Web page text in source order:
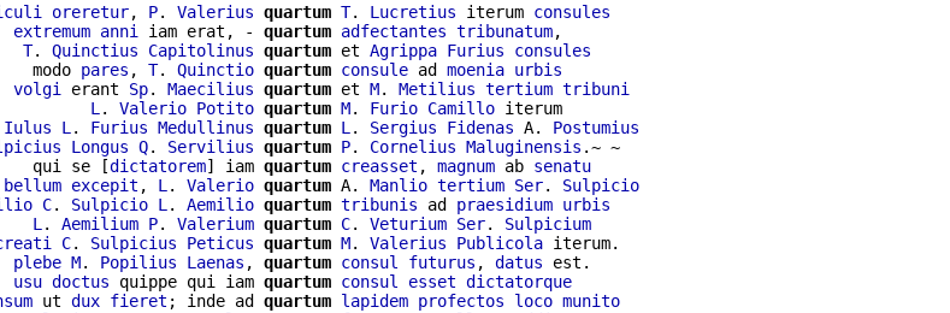
oreretur, P. Valerius quartum T. Lucretius iterum consules
extremum anni iam erat, - quartum adfectantes tribunatum,
T. Quinctius Capitolinus quartum et Agrippa Furius
consules
modo pares , T. Quinctio quartum consule ad moenia urbis
volgi erant Sp. Maecilius quartum et M. Metilius tertium tribuni
L . Valerio Potito quartum M. Furio Camillo iterum
Iulus L . Furius Medullinus quartum L . Sergius Fidenas A. Postumius
Longus Q. Servilius quartum P. Cornelius Maluginensis .~ ~
qui se [dictatorem] iam quartum creasset , magnum ab senatu
bellum excepit , L . Valerio quartum A. Manlio tertium Ser. Sulpicio
C. Sulpicio L . Aemilio quartum tribunis ad praesidium urbis
L . Aemilium P. Valerium quartum C. Veturium Ser. Sulpicium
C. Sulpicius Peticus quartum M. Valerius Publicola iterum.
plebe M. Popilius Laenas , quartum consul futurus , datus est.
usu doctus quippe qui iam quartum consul esset dictatorque
ut dux fieret ; inde ad quartum lapidem profectos loco munito